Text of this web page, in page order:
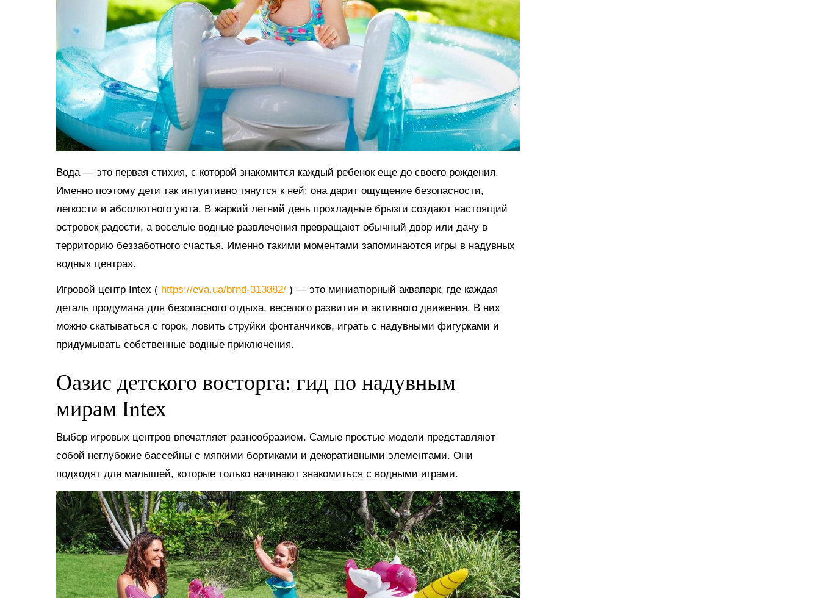
Вода — это первая стихия, с которой знакомится каждый ребенок еще до своего рождения.
Именно поэтому дети так интуитивно тянутся к ней: она дарит ощущение безопасности,
легкости и абсолютного уюта. В жаркий летний день прохладные брызги создают настоящий
островок радости, а веселые водные развлечения превращают обычный двор или дачу в
территорию беззаботного счастья. Именно такими моментами запоминаются игры в надувных
водных центрах.
Игровой центр Intex ( https://eva.ua/brnd-313882/ ) — это миниатюрный аквапарк, где каждая
деталь продумана для безопасного отдыха, веселого развития и активного движения. В них
можно скатываться с горок, ловить струйки фонтанчиков, играть с надувными фигурками и
придумывать собственные водные приключения.
Оазис детского восторга: гид по надувным
мирам Intex
Выбор игровых центров впечатляет разнообразием. Самые простые модели представляют
собой неглубокие бассейны с мягкими бортиками и декоративными элементами. Они
подходят для малышей, которые только начинают знакомиться с водными играми.